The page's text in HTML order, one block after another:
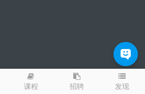
课程 招聘 发现